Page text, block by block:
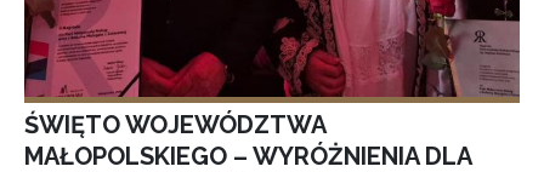
ŚWIĘTO WOJEWÓDZTWA
MAŁOPOLSKIEGO – WYRÓŻNIENIA DLA